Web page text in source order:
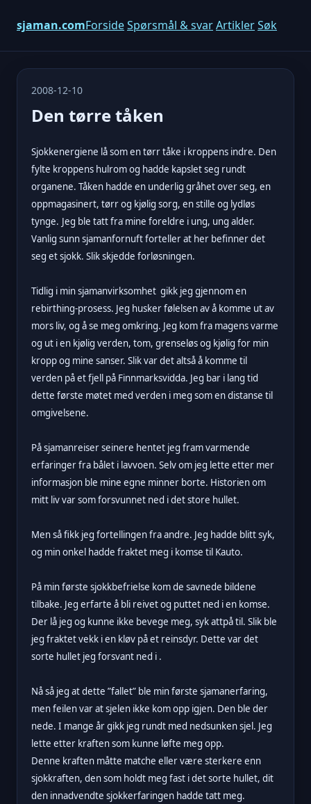
sjaman.comForsideSpørsmål & svarArtiklerSøk
2008-12-10
Den tørre tåken
Sjokkenergiene lå som en tørr tåke i kroppens indre. Den
fylte kroppens hulrom og hadde kapslet seg rundt
organene. Tåken hadde en underlig gråhet over seg, en
oppmagasinert, tørr og kjølig sorg, en stille og lydløs
tynge. Jeg ble tatt fra mine foreldre i ung, ung alder.
Vanlig sunn sjamanfornuft forteller at her befinner det
seg et sjokk. Slik skjedde forløsningen.
Tidlig i min sjamanvirksomhet gikk jeg gjennom en
rebirthing-prosess. Jeg husker følelsen av å komme ut av
mors liv, og å se meg omkring. Jeg kom fra magens varme
og ut i en kjølig verden, tom, grenseløs og kjølig for min
kropp og mine sanser. Slik var det altså å komme til
verden på et fjell på Finnmarksvidda. Jeg bar i lang tid
dette første møtet med verden i meg som en distanse til
omgivelsene.
På sjamanreiser seinere hentet jeg fram varmende
erfaringer fra bålet i lavvoen. Selv om jeg lette etter mer
informasjon ble mine egne minner borte. Historien om
mitt liv var som forsvunnet ned i det store hullet.
Men så fikk jeg fortellingen fra andre. Jeg hadde blitt syk,
og min onkel hadde fraktet meg i komse til Kauto.
På min første sjokkbefrielse kom de savnede bildene
tilbake. Jeg erfarte å bli reivet og puttet ned i en komse.
Der lå jeg og kunne ikke bevege meg, syk attpå til. Slik ble
jeg fraktet vekk i en kløv på et reinsdyr. Dette var det
sorte hullet jeg forsvant ned i .
Nå så jeg at dette ”fallet” ble min første sjamanerfaring,
men feilen var at sjelen ikke kom opp igjen. Den ble der
nede. I mange år gikk jeg rundt med nedsunken sjel. Jeg
lette etter kraften som kunne løfte meg opp.
Denne kraften måtte matche eller være sterkere enn
sjokkraften, den som holdt meg fast i det sorte hullet, dit
den innadvendte sjokkerfaringen hadde tatt meg.